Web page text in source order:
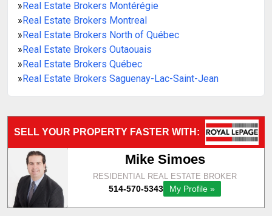
» Real Estate Brokers Montérégie
» Real Estate Brokers Montreal
» Real Estate Brokers North of Québec
» Real Estate Brokers Outaouais
» Real Estate Brokers Québec
» Real Estate Brokers Saguenay-Lac-Saint-Jean